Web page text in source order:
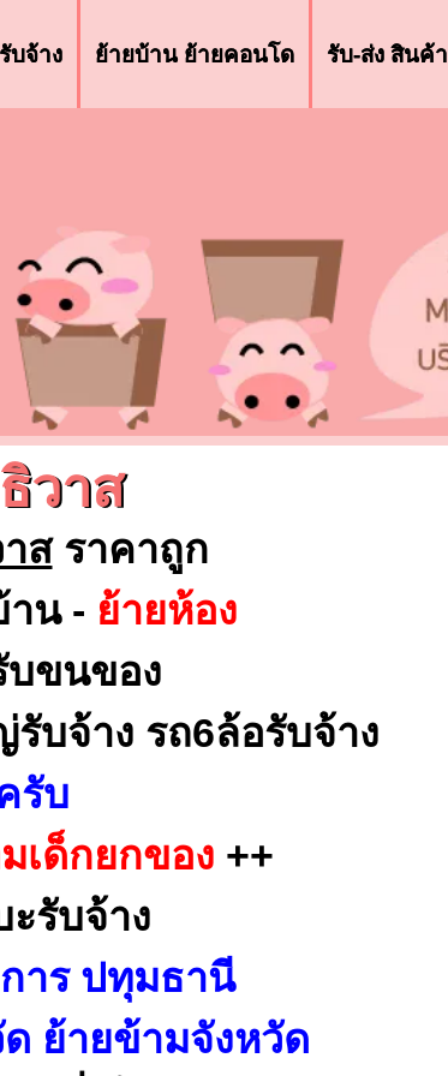
บจ้าง ย้ายบ้าน ย้ายคอนโด รับ-ส่ง สินค้า
วาส
สราคาถูก
าน - ย้ายห้อง
บขนของ
บจ้าง รถ6ล้อรับจ้าง
รับ
เด็กยกของ ++
รับจ้าง
าร ปทุมธานี
ย้ายข้ามจังหวัด